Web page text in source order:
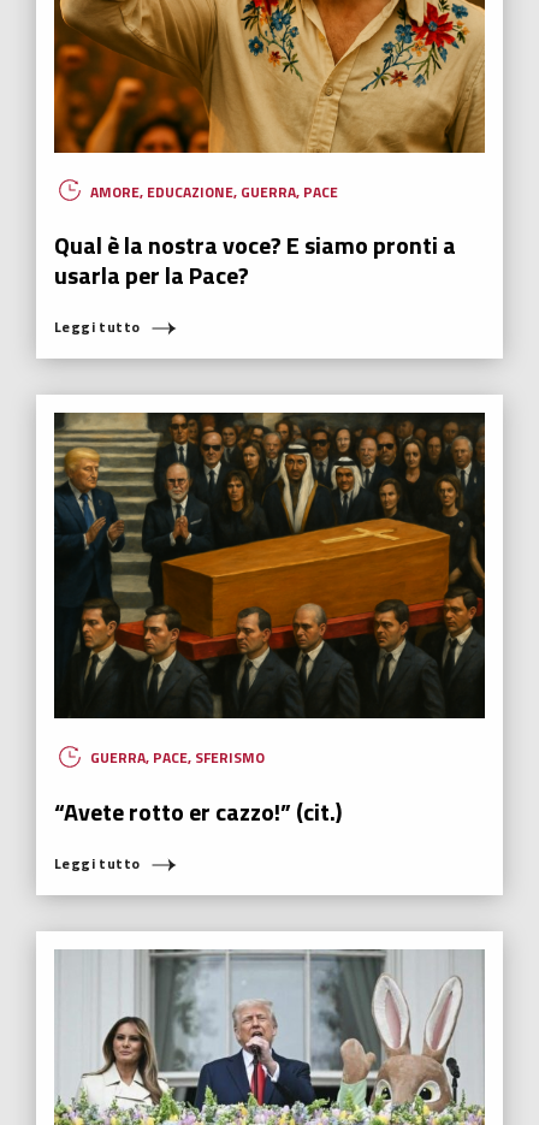
AMORE, EDUCAZIONE, GUERRA, PACE
Qual è la nostra voce? E siamo pronti a
usarla per la Pace?
Leggi tutto
GUERRA, PACE, SFERISMO
“Avete rotto er cazzo!” (cit.)
Leggi tutto